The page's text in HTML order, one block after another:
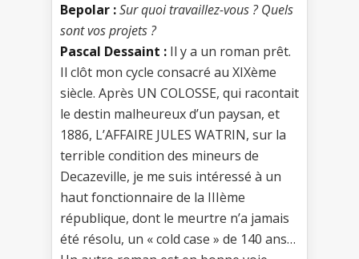
Bepolar :Sur quoi travaillez-vous ? Quels
sont vos projets ?
Pascal Dessaint : Il y a un roman prêt.
Il clôt mon cycle consacré au XIXème
siècle. Après UN COLOSSE, qui racontait
le destin malheureux d’un paysan, et
1886, L’AFFAIRE JULES WATRIN, sur la
terrible condition des mineurs de
Decazeville, je me suis intéressé à un
haut fonctionnaire de la IIIème
république, dont le meurtre n’a jamais
été résolu, un « cold case » de 140 ans…